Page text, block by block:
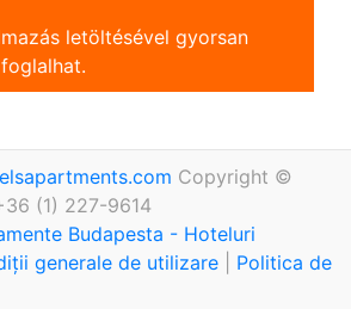
letöltésével gyorsan
Copyright ©
(1) 227-9614
Budapesta - Hoteluri
generale de utilizare
Politica de